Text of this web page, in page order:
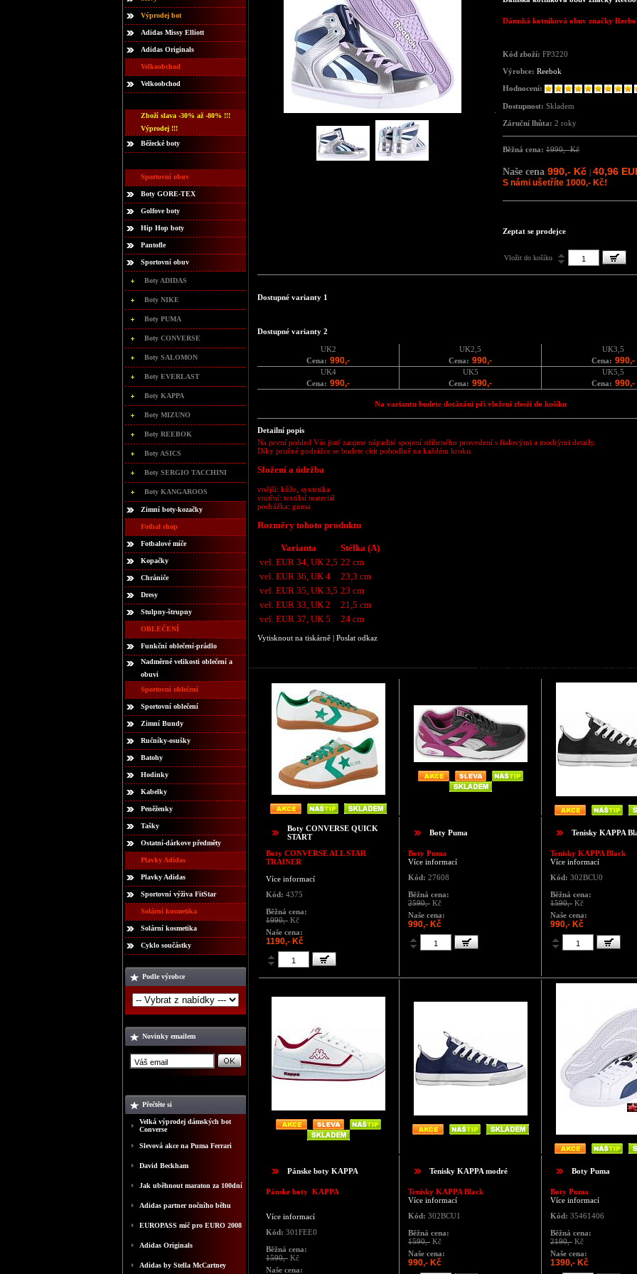
Výprodej bot
Adidas Missy Elliott
Adidas Originals
Velkoobchod
Velkoobchod
Zboží slava -30% až -80% !!!
Výprodej !!!
Běžecké boty
Sportovní obuv
Boty GORE-TEX
Golfove boty
Hip Hop boty
Pantofle
Sportovní obuv
Boty ADIDAS
Boty NIKE
Boty PUMA
Boty CONVERSE
Boty SALOMON
Boty EVERLAST
Boty KAPPA
Boty MIZUNO
Boty REEBOK
Boty ASICS
Boty SERGIO TACCHINI
Boty KANGAROOS
Zimní boty-kozačky
Fotbal shop
Fotbalové míče
Kopačky
Chrániče
Dresy
Stulpny-štrupny
OBLEČENÍ
Funkční oblečení-prádlo
Nadměrné velikosti oblečení a
obuvi
Sportovní oblečení
Sportovní oblečení
Zimní Bundy
Ručníky-osušky
Batohy
Hodinky
Kabelky
Peněženky
Tašky
Ostatní-dárkove předměty
Plavky Adidas
Plavky Adidas
Sportovní výživa FitStar
Solární kosmetika
Solární kosmetika
Cyklo součástky
Podle výrobce
Novinky emailem
Přečtěte si
Velká výprodej dámských bot
Converse
Slevová akce na Puma Ferrari
David Beckham
Jak uběhnout maraton za 100dní
Adidas partner nočního běhu
EUROPASS mič pro EURO 2008
Adidas Originals
Adidas by Stella McCartney
Dámská kotníková obuv značky
Kód zboží: FP3220
Výrobce: Reebok
Hodnocení:
Dostupnost: Skladem
Záruční lhůta: 2 roky
Běžná cena: 1990,- Kč
Naše cena 990,- Kč 40,96
S námi ušetříte 1000,- Kč!
Zeptat se prodejce
Vložit do košíku
Dostupné varianty 1
Dostupné varianty 2
UK2
Cena: 990,-
UK2,5
Cena: 990,-
UK3,5
Cena: 990,-
UK4
Cena: 990,-
UK5
Cena: 990,-
UK5,5
Cena: 990,-
Na variantu budete dotázáni při vložení zboží do košíku
Detailní popis
Na první pohled Vás jistě zaujme nápadité spojení stříbrného provedení s fialovými a modrými detaily.
Díky pružné podrážce se budete cítit pohodlně na každém kroku.
Složení a údržba
vnější: kůže, syntetika
vnitřní: textilní materiál
podrážka: guma
Rozměry tohoto produktu
Varianta
Stélka (A)
vel. EUR 34, UK 2,5 22 cm
vel. EUR 36, UK 4
23,3 cm
vel. EUR 35, UK 3,5 23 cm
vel. EUR 33, UK 2
21,5 cm
vel. EUR 37, UK 5
24 cm
Vytisknout na tiskárně | Poslat odkaz
Podobné zboží jako Dámská kotníková obuv
Boty CONVERSE QUICK
START
Boty CONVERSE ALL STAR
TRAINER
Více informací
Kód: 4375
Běžná cena:
1990,- Kč
Naše cena:
1190,- Kč
Boty Puma
Boty Puma
Více informací
Kód: 27608
Běžná cena:
2590,- Kč
Naše cena:
990,- Kč
Tenisky KAPPA
Tenisky KAPPA Black
Více informací
Kód: 302BCU0
Běžná cena:
1590,- Kč
Naše cena:
990,- Kč
Pánske boty KAPPA
Pánske boty KAPPA
Více informací
Kód: 301FEE0
Běžná cena:
1590,- Kč
Naše cena:
Tenisky KAPPA modré
Tenisky KAPPA Black
Více informací
Kód: 302BCU1
Běžná cena:
1590,- Kč
Naše cena:
990,- Kč
Boty Puma
Boty Puma
Více informací
Kód: 35461406
Běžná cena:
2190,- Kč
Naše cena:
1390,- Kč